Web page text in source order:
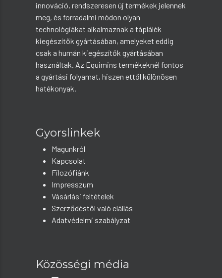
innováció, rendszeresen új termékek jelennek
meg, és forradalmi módon olyan
technológiákat alkalmaznak a táplálék
kiegészítők gyártásában, amelyeket eddig
csak a humán kiegészítők gyártásában
használtak. Az Equimins termékeknél fontos
a gyártási folyamat, hiszen ettől különösen
hatékonyak.
Gyorslinkek
Magunkról
Kapcsolat
Filozófiánk
Impresszum
Vásárlási feltételek
Szerződéstől való elállás
Adatvédelmi szabályzat
Közösségi média